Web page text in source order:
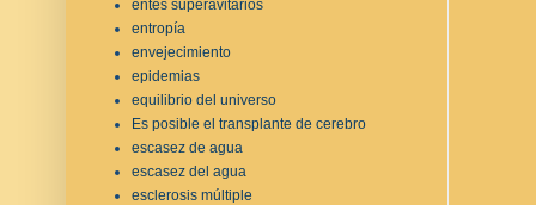
entes superavitarios
entropía
envejecimiento
epidemias
equilibrio del universo
Es posible el transplante de cerebro
escasez de agua
escasez del agua
esclerosis múltiple